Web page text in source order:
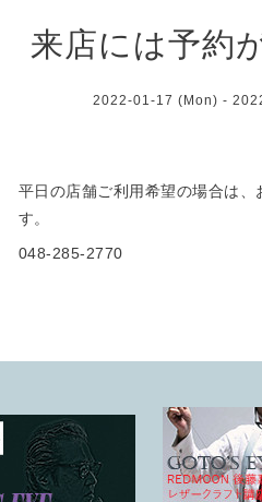
来店には予約
2022-01-17 (Mon) -
平日の店舗ご利用希望の場合は
す。
048-285-2770